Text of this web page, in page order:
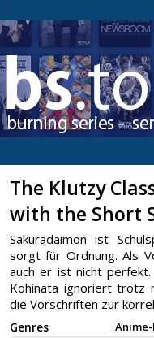
The Klutzy
with the Short
Sakuradaimon ist
sorgt für Ordnung. Als
auch er ist nicht perfekt.
Kohinata ignoriert trotz
die Vorschriften zur
Genres Anime-